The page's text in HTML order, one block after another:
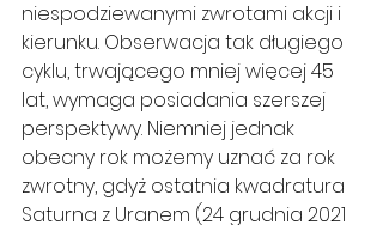
niespodziewanymi zwrotami akcji i
kierunku. Obserwacja tak długiego
cyklu, trwającego mniej więcej 45
lat, wymaga posiadania szerszej
perspektywy. Niemniej jednak
obecny rok możemy uznać za rok
zwrotny, gdyż ostatnia kwadratura
Saturna z Uranem (24 grudnia 2021